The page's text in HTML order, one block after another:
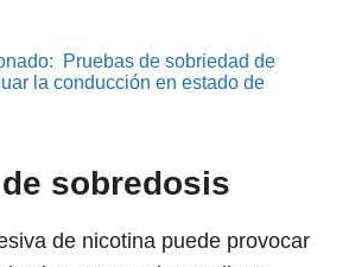
Pruebas de sobriedad de
la conducción en estado de
sobredosis
de nicotina puede provocar